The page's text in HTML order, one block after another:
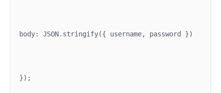
body: JSON.stringify({ username, password })
});